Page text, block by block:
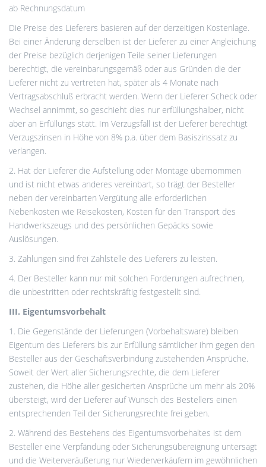
ab Rechnungsdatum
Die Preise des Lieferers basieren auf der derzeitigen Kostenlage.
Bei einer Änderung derselben ist der Lieferer zu einer Angleichung
der Preise bezüglich derjenigen Teile seiner Lieferungen
berechtigt, die vereinbarungsgemäß oder aus Gründen die der
Lieferer nicht zu vertreten hat, später als 4 Monate nach
Vertragsabschluß erbracht werden. Wenn der Lieferer Scheck oder
Wechsel annimmt, so geschieht dies nur erfüllungshalber, nicht
aber an Erfüllungs statt. Im Verzugsfall ist der Lieferer berechtigt
Verzugszinsen in Höhe von 8% p.a. über dem Basiszinssatz zu
verlangen.
2. Hat der Lieferer die Aufstellung oder Montage übernommen
und ist nicht etwas anderes vereinbart, so trägt der Besteller
neben der vereinbarten Vergütung alle erforderlichen
Nebenkosten wie Reisekosten, Kosten für den Transport des
Handwerkszeugs und des persönlichen Gepäcks sowie
Auslösungen.
3. Zahlungen sind frei Zahlstelle des Lieferers zu leisten.
4. Der Besteller kann nur mit solchen Forderungen aufrechnen,
die unbestritten oder rechtskräftig festgestellt sind.
III. Eigentumsvorbehalt
1. Die Gegenstände der Lieferungen (Vorbehaltsware) bleiben
Eigentum des Lieferers bis zur Erfüllung sämtlicher ihm gegen den
Besteller aus der Geschäftsverbindung zustehenden Ansprüche.
Soweit der Wert aller Sicherungsrechte, die dem Lieferer
zustehen, die Höhe aller gesicherten Ansprüche um mehr als 20%
übersteigt, wird der Lieferer auf Wunsch des Bestellers einen
entsprechenden Teil der Sicherungsrechte frei geben.
2. Während des Bestehens des Eigentumsvorbehaltes ist dem
Besteller eine Verpfändung oder Sicherungsübereignung untersagt
und die Weiterveräußerung nur Wiederverkäufern im gewöhnlichen